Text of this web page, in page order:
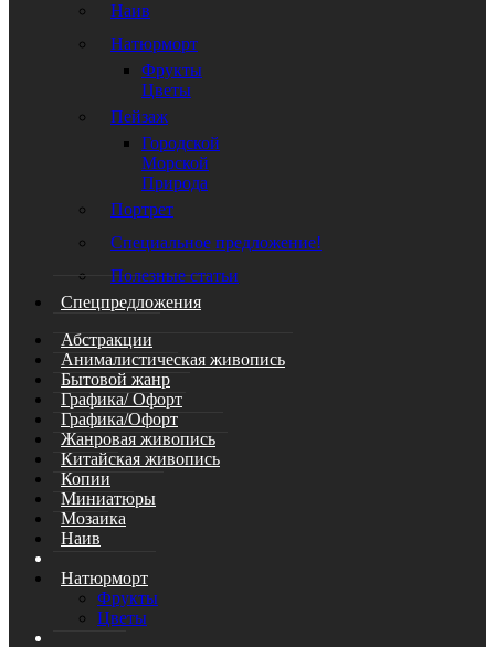
Наив
Натюрморт
Фрукты
Цветы
Пейзаж
Городской
Морской
Природа
Портрет
Специальное предложение!
Полезные статьи
Спецпредложения
Абстракции
Анималистическая живопись
Бытовой жанр
Графика/ Офорт
Графика/Офорт
Жанровая живопись
Китайская живопись
Копии
Миниатюры
Мозаика
Наив
Натюрморт
Фрукты
Цветы